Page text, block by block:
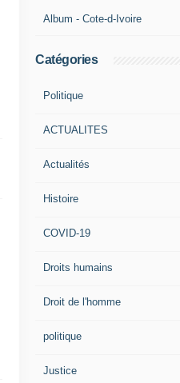
Album - Cote-d-Ivoire
Catégories
Politique
ACTUALITES
Actualités
Histoire
COVID-19
Droits humains
Droit de l'homme
politique
Justice